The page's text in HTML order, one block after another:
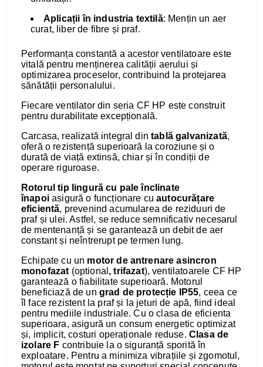
Aplicații în industria textilă: Mențin un aer
curat, liber de fibre și praf.
Performanța constantă a acestor ventilatoare este
vitală pentru menținerea calității aerului și
optimizarea proceselor, contribuind la protejarea
sănătății personalului.
Fiecare ventilator din seria CF HP este construit
pentru durabilitate excepțională.
Carcasa, realizată integral dintablă galvanizată,
oferă o rezistență superioară la coroziune și o
durată de viață extinsă, chiar și în condiții de
operare riguroase.
Rotorul tip lingură cu pale înclinate
înapoiasigură o funcționare cuautocurățare
eficientă, prevenind acumularea de reziduuri de
praf și ulei. Astfel, se reduce semnificativ necesarul
de mentenanță și se garantează un debit de aer
constant și neîntrerupt pe termen lung.
Echipate cu un motor de antrenare asincron
monofazat (optional , trifazat), ventilatoarele CF HP
garantează o fiabilitate superioară. Motorul
beneficiază de un grad de protecție IP55, ceea ce
îl face rezistent la praf și la jeturi de apă, fiind ideal
pentru mediile industriale. Cu o clasa de eficienta
superioara, asigură un consum energetic optimizat
și, implicit, costuri operaționale reduse. Clasa de
izolare F contribuie la o siguranță sporită în
exploatare. Pentru a minimiza vibrațiile și zgomotul,